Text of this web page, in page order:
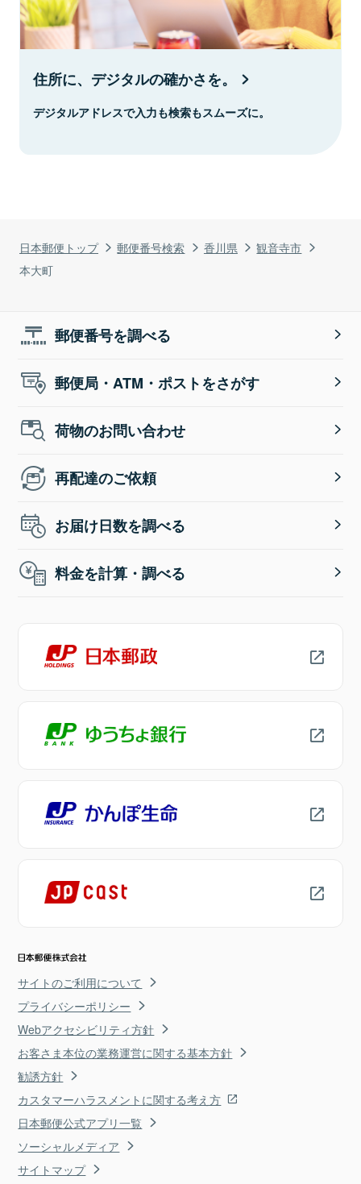
日本郵便トップ 郵便番号検索 香川県
観音寺市
本大町
住所に、デジタルの確かさを。
デジタルアドレスで入力も検索もスムーズに。
郵便番号を調べる
郵便局・ATM・ポストをさがす
荷物のお問い合わせ
再配達のご依頼
お届け日数を調べる
料金を計算・調べる
サイトのご利用について
プライバシーポリシー
Webアクセシビリティ方針
お客さま本位の業務運営に関する基本方針
勧誘方針
カスタマーハラスメントに関する考え方
日本郵便公式アプリ一覧
ソーシャルメディア
サイトマップ